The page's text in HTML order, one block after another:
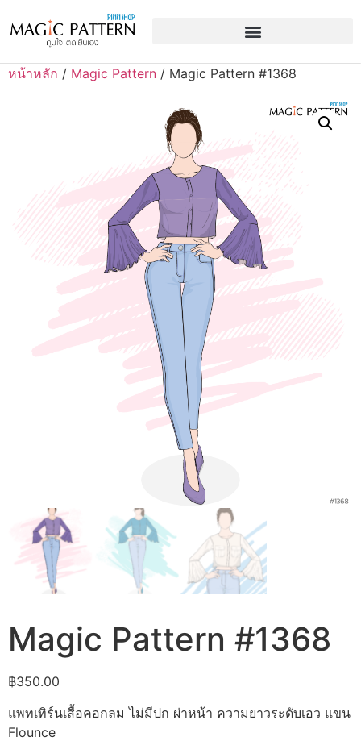
หน้าหลัก / Magic Pattern / Magic Pattern #1368
Magic Pattern #1368
฿350.00
แพทเทิร์นเสื้อคอกลม ไม่มีปก ผ่าหน้า ความยาวระดับเอว แขน
Flounce